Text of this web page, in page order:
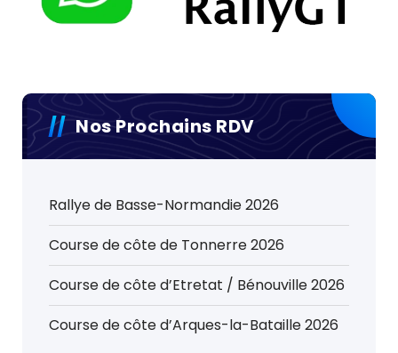
Nos Prochains RDV
Rallye de Basse-Normandie 2026
Course de côte de Tonnerre 2026
Course de côte d’Etretat / Bénouville 2026
Course de côte d’Arques-la-Bataille 2026